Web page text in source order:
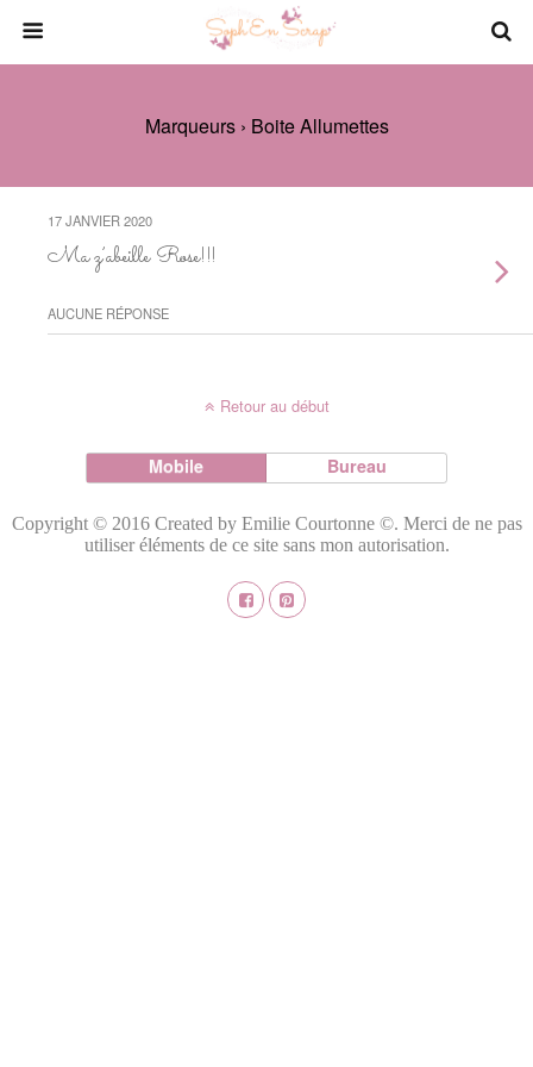
Marqueurs › Boite Allumettes
17 JANVIER 2020
Ma z’abeille Rose!!!
AUCUNE RÉPONSE
Retour au début
Mobile Bureau
Copyright © 2016 Created by Emilie Courtonne ©. Merci de ne pas
utiliser éléments de ce site sans mon autorisation.